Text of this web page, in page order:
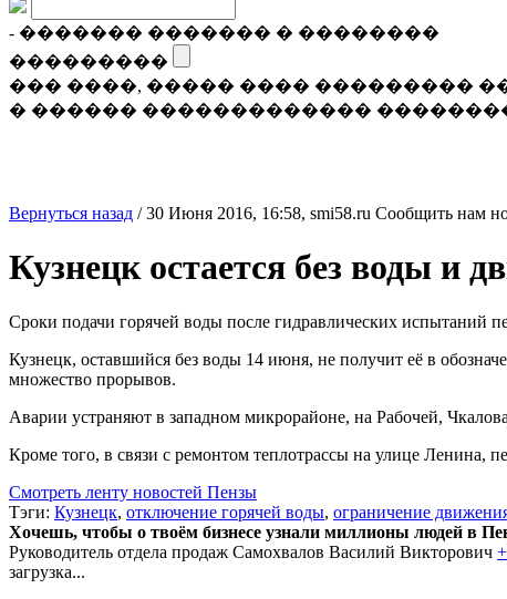
- ������� ������� � ��������
���������
��� ����, ����� ���� ���������
� ������ �������������
Вернуться назад /30 Июня 2016, 16:58, smi58.ru Сообщить нам
Кузнецк остается без воды и
Сроки подачи горячей воды после гидравлических испытаний
Кузнецк, оставшийся без воды 14 июня, не получит её в
множество прорывов.
Аварии устраняют в западном микрорайоне, на Рабочей,
Кроме того, в связи с ремонтом теплотрассы на улице
Смотреть ленту новостей Пензы
Тэги: Кузнецк, отключение горячей воды, ограничение
Хочешь, чтобы о твоём бизнесе узнали миллионы людей в
Руководитель отдела продаж Самохвалов Василий Викторович
загрузка...